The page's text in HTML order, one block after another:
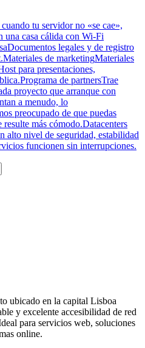
tu servidor no «se cae»,
una casa cálida con Wi-Fi
Documentos legales y de registro
Materiales de marketingMateriales
para presentaciones,
Programa de partnersTrae
proyecto que arranque con
a menudo, lo
preocupado de que puedas
resulte más cómodo.Datacenters
alto nivel de seguridad, estabilidad
funcionen sin interrupciones.
ubicado en la capital Lisboa
y excelente accesibilidad de red
para servicios web, soluciones
online.